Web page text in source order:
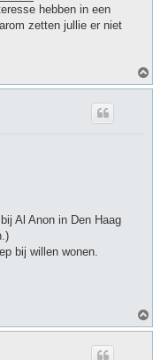
hebben in een
zetten jullie er niet
Al Anon in Den Haag
bij willen wonen.